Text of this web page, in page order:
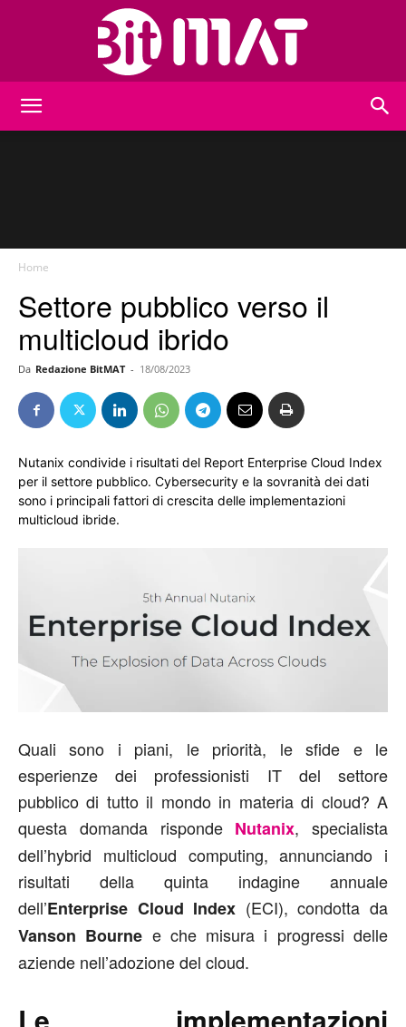
Home
Settore pubblico verso il
multicloud ibrido
Da Redazione BitMAT - 18/08/2023
Nutanix condivide i risultati del Report Enterprise Cloud Index
per il settore pubblico. Cybersecurity e la sovranità dei dati
sono i principali fattori di crescita delle implementazioni
multicloud ibride.
Quali sono i piani, le priorità, le sfide e le
esperienze dei professionisti IT del settore
pubblico di tutto il mondo in materia di cloud? A
questa domanda risponde Nutanix, specialista
dell’hybrid multicloud computing, annunciando i
risultati della quinta indagine annuale
dell’Enterprise Cloud Index (ECI), condotta da
Vanson Bourne e che misura i progressi delle
aziende nell’adozione del cloud.